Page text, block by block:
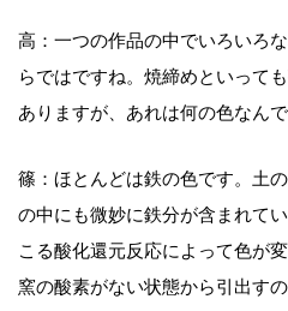
高：一つの作品の中でいろいろ
らではですね。焼締めといって
ありますが、あれは何の色なん
篠：ほとんどは鉄の色です。土
の中にも微妙に鉄分が含まれて
こる酸化還元反応によって色が
窯の酸素がない状態から引出す